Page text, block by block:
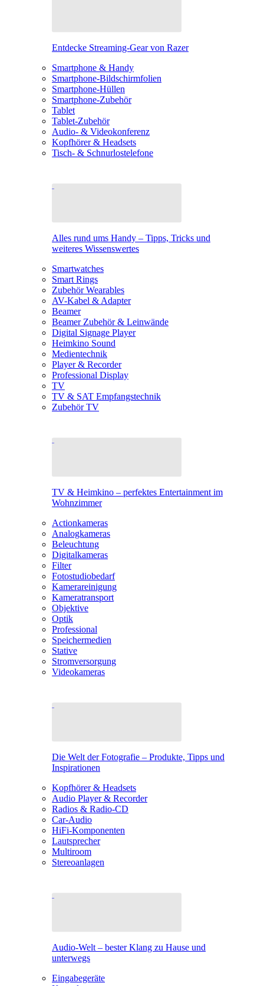
Entdecke Streaming-Gear von Razer
Smartphone & Handy
Smartphone-Bildschirmfolien
Smartphone-Hüllen
Smartphone-Zubehör
Tablet
Tablet-Zubehör
Audio- & Videokonferenz
Kopfhörer & Headsets
Tisch- & Schnurlostelefone
Alles rund ums Handy – Tipps, Tricks und
weiteres Wissenswertes
Smartwatches
Smart Rings
Zubehör Wearables
AV-Kabel & Adapter
Beamer
Beamer Zubehör & Leinwände
Digital Signage Player
Heimkino Sound
Medientechnik
Player & Recorder
Professional Display
TV
TV & SAT Empfangstechnik
Zubehör TV
TV & Heimkino – perfektes Entertainment im
Wohnzimmer
Actionkameras
Analogkameras
Beleuchtung
Digitalkameras
Filter
Fotostudiobedarf
Kamerareinigung
Kameratransport
Objektive
Optik
Professional
Speichermedien
Stative
Stromversorgung
Videokameras
Die Welt der Fotografie – Produkte, Tipps und
Inspirationen
Kopfhörer & Headsets
Audio Player & Recorder
Radios & Radio-CD
Car-Audio
HiFi-Komponenten
Lautsprecher
Multiroom
Stereoanlagen
Audio-Welt – bester Klang zu Hause und
unterwegs
Eingabegeräte